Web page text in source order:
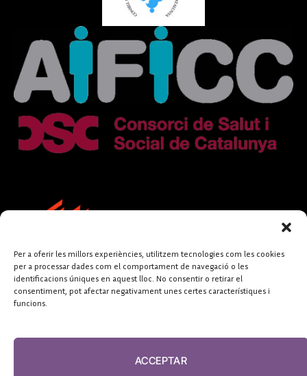
Per a oferir les millors experiències, utilitzem tecnologies com les cookies
per a processar dades com el comportament de navegació o les
identificacions úniques en aquest lloc. No consentir o retirar el
consentiment, pot afectar negativament unes certes característiques i
funcions.
ACCEPTAR
FUNDACIÓ